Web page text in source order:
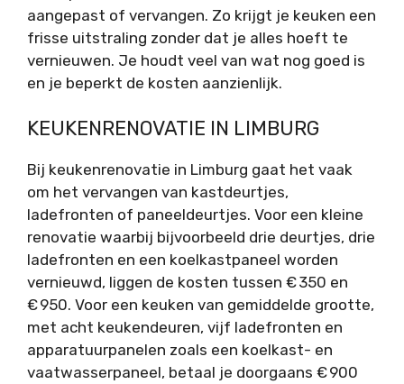
aangepast of vervangen. Zo krijgt je keuken een
frisse uitstraling zonder dat je alles hoeft te
vernieuwen. Je houdt veel van wat nog goed is
en je beperkt de kosten aanzienlijk.
KEUKENRENOVATIE IN LIMBURG
Bij keukenrenovatie in Limburg gaat het vaak
om het vervangen van kastdeurtjes,
ladefronten of paneeldeurtjes. Voor een kleine
renovatie waarbij bijvoorbeeld drie deurtjes, drie
ladefronten en een koelkastpaneel worden
vernieuwd, liggen de kosten tussen € 350 en
€ 950. Voor een keuken van gemiddelde grootte,
met acht keukendeuren, vijf ladefronten en
apparatuurpanelen zoals een koelkast- en
vaatwasserpaneel, betaal je doorgaans € 900